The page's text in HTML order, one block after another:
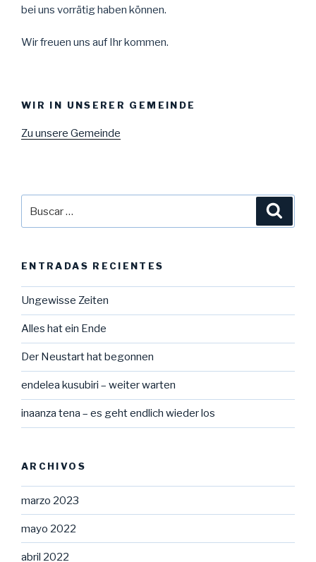
bei uns vorrätig haben können.
Wir freuen uns auf Ihr kommen.
WIR IN UNSERER GEMEINDE
Zu unsere Gemeinde
por:
ENTRADAS RECIENTES
Ungewisse Zeiten
Alles hat ein Ende
Der Neustart hat begonnen
endelea kusubiri – weiter warten
inaanza tena – es geht endlich wieder los
ARCHIVOS
marzo 2023
mayo 2022
abril 2022